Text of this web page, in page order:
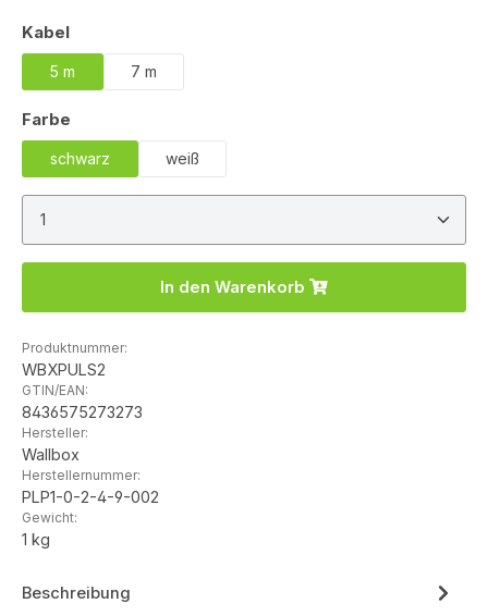
Kabelauswählen
5 m 7 m
Farbe
schwarz weiß
Produkt Anzahl: Gib den gewünschten Wert ein
In den Warenkorb
Produktnummer:
WBXPULS2
GTIN/EAN:
8436575273273
Hersteller:
Wallbox
Herstellernummer:
PLP1-0-2-4-9-002
Gewicht:
1 kg
Beschreibung